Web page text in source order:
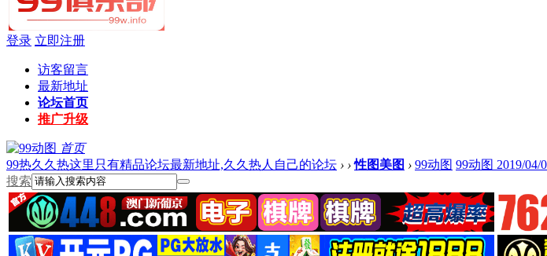
登录 立即注册
访客留言
最新地址
论坛首页
推广升级
首页
99热久久热这里只有精品论坛最新地址,久久热人自己的论坛 › › 性图美图 › 99动图 99动图 2019/04/
搜索